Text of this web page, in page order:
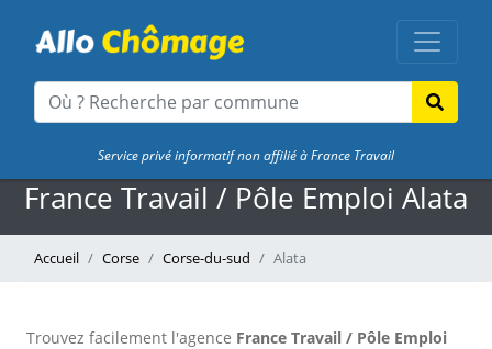
Service privé informatif non affilié à France Travail
France Travail / Pôle Emploi Alata
Accueil Corse Corse-du-sud Alata
Trouvez facilement l'agence France Travail / Pôle Emploi